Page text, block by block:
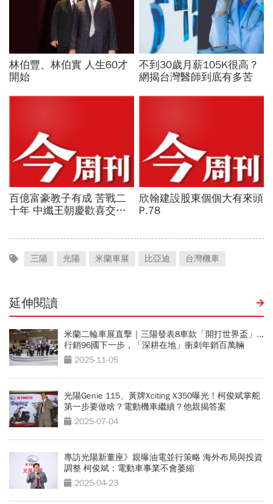
三陽 光陽 米蘭車展 比亞迪 台灣機車
延伸閱讀
米蘭二輪車展直擊｜三陽發表8車款「開打世界盃」...
行銷96國下一步，「深耕在地」衝刺年銷百萬輛
2025-11-05
光陽Genie 115、黃牌Xciting X350曝光！柯俊斌掌舵
第一步要做啥？電動機車繼續？他親揭答案
2025-07-04
專訪光陽新董座》親曝油電並行策略 海外布局與投資
調整 柯俊斌：電動車事業不會萎縮
2025-04-23